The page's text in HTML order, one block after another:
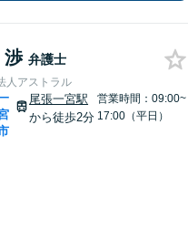
渉 弁護士
人アストラル
尾張一宮駅
から徒歩2分
営業時間：09:00~
17:00（平日）